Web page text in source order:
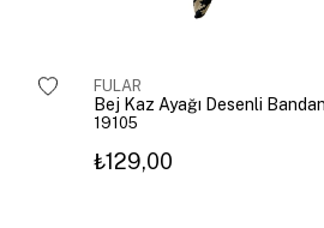
FULAR
19105
₺129,00